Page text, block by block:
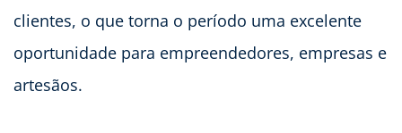
clientes, o que torna o período uma excelente
oportunidade para empreendedores, empresas e
artesãos.